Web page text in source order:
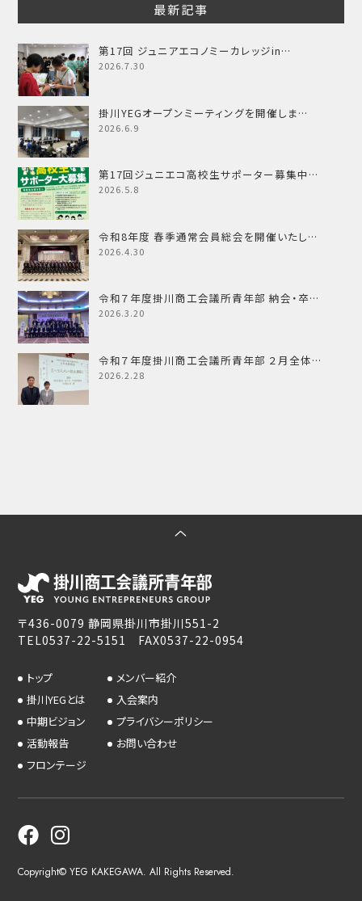
最新記事
第17回 ジュニアエコノミーカレッジin…
2026.7.30
掛川YEGオープンミーティングを開催しま…
2026.6.9
第17回ジュニエコ高校生サポーター募集中…
2026.5.8
令和8年度 春季通常会員総会を開催いたし…
2026.4.30
令和７年度掛川商工会議所青年部 納会・卒…
2026.3.20
令和７年度掛川商工会議所青年部 ２月全体…
2026.2.28
〒436-0079 静岡県掛川市掛川551-2
TEL0537-22-5151 FAX0537-22-0954
トップ
掛川YEGとは
中期ビジョン
活動報告
フロンテージ
メンバー紹介
入会案内
プライバシーポリシー
お問い合わせ
Copyright© YEG KAKEGAWA. All Rights Reserved.